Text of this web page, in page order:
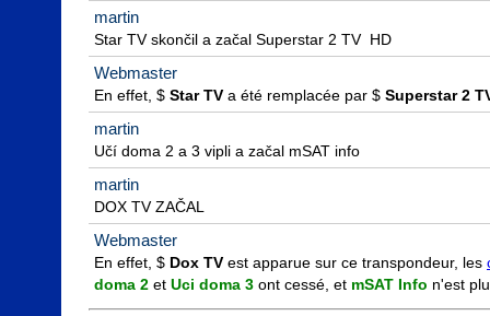
martin
Star TV skončil a začal Superstar 2 TV  HD
Webmaster
En effet, $ Star TV a été remplacée par $ Superstar 2
martin
Učí doma 2 a 3 vipli a začal mSAT info
martin
DOX TV ZAČAL
Webmaster
En effet, $ Dox TV est apparue sur ce transpondeur, les
doma 2 et Uci doma 3 ont cessé, et mSAT Info n'est